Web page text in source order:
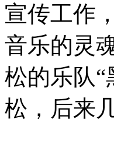
宣传工作
音乐的灵
松的乐队
松，后来